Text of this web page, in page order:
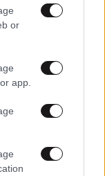
or
app.
τη
–